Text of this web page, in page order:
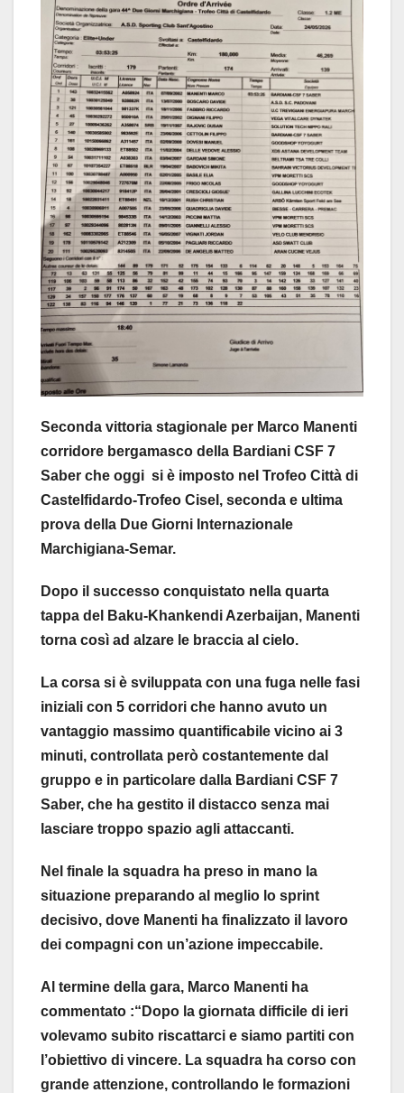
Seconda vittoria stagionale per Marco Manenti
corridore bergamasco della Bardiani CSF 7
Saber che oggi si è imposto nel Trofeo Città di
Castelfidardo-Trofeo Cisel, seconda e ultima
prova della Due Giorni Internazionale
Marchigiana-Semar.
Dopo il successo conquistato nella quarta
tappa del Baku-Khankendi Azerbaijan, Manenti
torna così ad alzare le braccia al cielo.
La corsa si è sviluppata con una fuga nelle fasi
iniziali con 5 corridori che hanno avuto un
vantaggio massimo quantificabile vicino ai 3
minuti, controllata però costantemente dal
gruppo e in particolare dalla Bardiani CSF 7
Saber, che ha gestito il distacco senza mai
lasciare troppo spazio agli attaccanti.
Nel finale la squadra ha preso in mano la
situazione preparando al meglio lo sprint
decisivo, dove Manenti ha finalizzato il lavoro
dei compagni con un’azione impeccabile.
Al termine della gara, Marco Manenti ha
commentato :“Dopo la giornata difficile di ieri
volevamo subito riscattarci e siamo partiti con
l’obiettivo di vincere. La squadra ha corso con
grande attenzione, controllando le formazioni